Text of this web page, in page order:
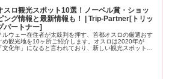
スロ観光スポット10選！ノーベル賞・ショッ
ング情報と最新情報も！ | Trip-Partner[トリッ
パートナー]
ルウェー在住者が太鼓判を押す、首都オスロの厳選おす
め観光地を10ヶ所ご紹介します。オスロは2020年が
「文化年」になると言われており、新しい観光スポットも